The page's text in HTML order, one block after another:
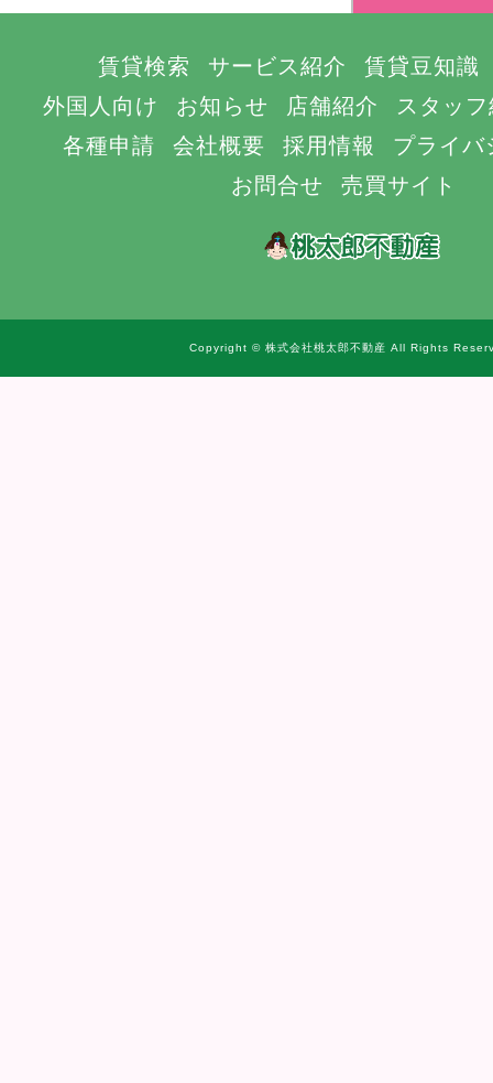
賃貸検索 サービス紹介
賃貸豆知識
外国人向け
お知らせ 店舗紹介
スタッ
各種申請
会社概要 採用情報
プライバ
お問合せ
売買サイト
Copyright © 株式会社桃太郎不動産 All Rights